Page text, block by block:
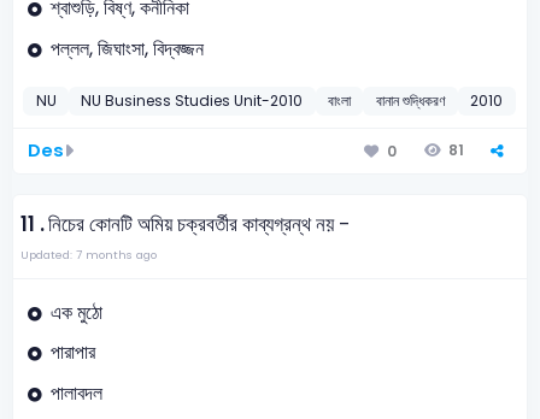
শ্বাশুড়ি, বিষ্ণ, কনীনিকা
পল্লল, জিঘাংসা, বিদ্বজ্জন
NU NU Business Studies Unit-2010 বাংলা বানান শুদ্ধিকরণ 2010
Des 0 81
11 .নিচের কোনটি অমিয় চক্রবর্তীর কাব্যগ্রন্থ নয় -
Updated: 7 months ago
এক মুঠো
পারাপার
পালাবদল